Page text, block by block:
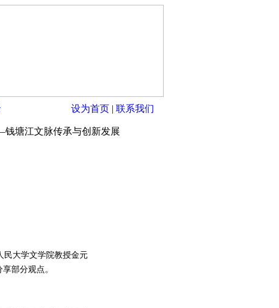
设为首页 | 联系我们
塘江文脉传承与创新发展
大学文学院教授金元
部分观点。